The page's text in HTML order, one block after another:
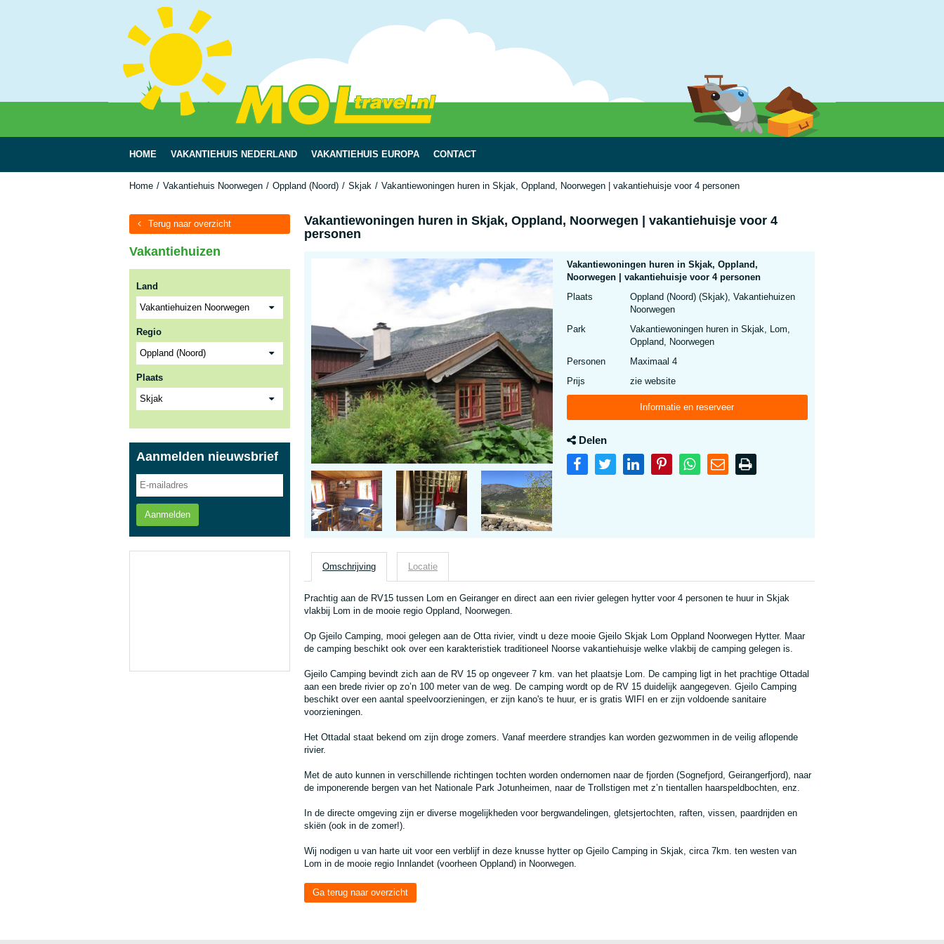
HOME VAKANTIEHUIS NEDERLAND VAKANTIEHUIS EUROPA CONTACT
Home Vakantiehuis Noorwegen Oppland (Noord) Skjak Vakantiewoningen huren in Skjak, Oppland, Noorwegen | vakantiehuisje voor 4 personen
Vakantiewoningen huren in Skjak, Oppland, Noorwegen | vakantiehuisje voor 4
personen
Vakantiewoningen huren in Skjak, Oppland,
Noorwegen | vakantiehuisje voor 4 personen
Plaats
Oppland (Noord) (Skjak), Vakantiehuizen
Noorwegen
Park
Vakantiewoningen huren in Skjak, Lom,
Oppland, Noorwegen
Personen
Maximaal 4
Prijs
zie website
Informatie en reserveer
Delen
Omschrijving Locatie
Prachtig aan de RV15 tussen Lom en Geiranger en direct aan een rivier gelegen hytter voor 4 personen te huur in Skjak
vlakbij Lom in de mooie regio Oppland, Noorwegen.
Op Gjeilo Camping, mooi gelegen aan de Otta rivier, vindt u deze mooie Gjeilo Skjak Lom Oppland Noorwegen Hytter. Maar
de camping beschikt ook over een karakteristiek traditioneel Noorse vakantiehuisje welke vlakbij de camping gelegen is.
Gjeilo Camping bevindt zich aan de RV 15 op ongeveer 7 km. van het plaatsje Lom. De camping ligt in het prachtige Ottadal
aan een brede rivier op zo’n 100 meter van de weg. De camping wordt op de RV 15 duidelijk aangegeven. Gjeilo Camping
beschikt over een aantal speelvoorzieningen, er zijn kano's te huur, er is gratis WIFI en er zijn voldoende sanitaire
voorzieningen.
Het Ottadal staat bekend om zijn droge zomers. Vanaf meerdere strandjes kan worden gezwommen in de veilig aflopende
rivier.
Met de auto kunnen in verschillende richtingen tochten worden ondernomen naar de fjorden (Sognefjord, Geirangerfjord), naar
de imponerende bergen van het Nationale Park Jotunheimen, naar de Trollstigen met z’n tientallen haarspeldbochten, enz.
In de directe omgeving zijn er diverse mogelijkheden voor bergwandelingen, gletsjertochten, raften, vissen, paardrijden en
skiën (ook in de zomer!).
Wij nodigen u van harte uit voor een verblijf in deze knusse hytter op Gjeilo Camping in Skjak, circa 7km. ten westen van
Lom in de mooie regio Innlandet (voorheen Oppland) in Noorwegen.
Ga terug naar overzicht
Terug naar overzicht
Vakantiehuizen
Land
Regio
Plaats
Aanmelden nieuwsbrief
Aanmelden